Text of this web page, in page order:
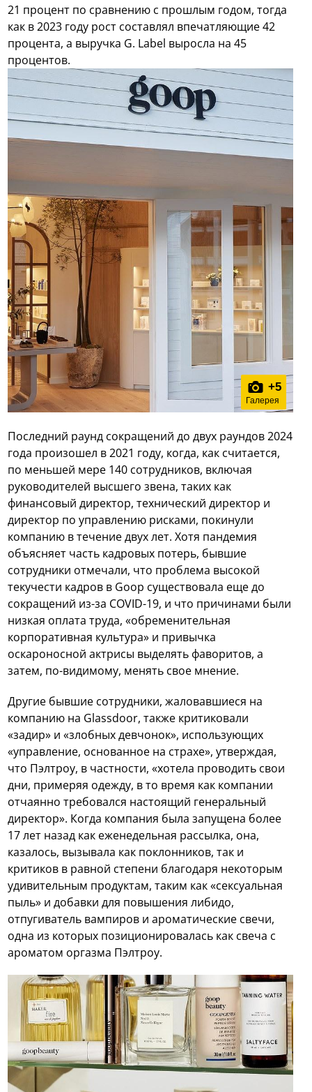
21 процент по сравнению с прошлым годом, тогда
как в 2023 году рост составлял впечатляющие 42
процента, а выручка G. Label выросла на 45
процентов.
+5
Галерея
Последний раунд сокращений до двух раундов 2024
года произошел в 2021 году, когда, как считается,
по меньшей мере 140 сотрудников, включая
руководителей высшего звена, таких как
финансовый директор, технический директор и
директор по управлению рисками, покинули
компанию в течение двух лет. Хотя пандемия
объясняет часть кадровых потерь, бывшие
сотрудники отмечали, что проблема высокой
текучести кадров в Goop существовала еще до
сокращений из-за COVID-19, и что причинами были
низкая оплата труда, «обременительная
корпоративная культура» и привычка
оскароносной актрисы выделять фаворитов, а
затем, по-видимому, менять свое мнение.
Другие бывшие сотрудники, жаловавшиеся на
компанию на Glassdoor, также критиковали
«задир» и «злобных девчонок», использующих
«управление, основанное на страхе», утверждая,
что Пэлтроу, в частности, «хотела проводить свои
дни, примеряя одежду, в то время как компании
отчаянно требовался настоящий генеральный
директор». Когда компания была запущена более
17 лет назад как еженедельная рассылка, она,
казалось, вызывала как поклонников, так и
критиков в равной степени благодаря некоторым
удивительным продуктам, таким как «сексуальная
пыль» и добавки для повышения либидо,
отпугиватель вампиров и ароматические свечи,
одна из которых позиционировалась как свеча с
ароматом оргазма Пэлтроу.